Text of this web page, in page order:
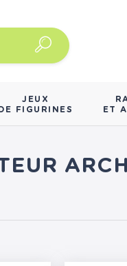
JEUX
FIGURINES
ET